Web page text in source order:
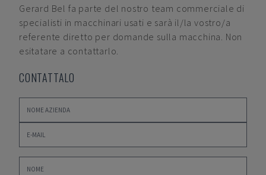
Gerard Bel fa parte del nostro team commerciale di
specialisti in macchinari usati e sarà il/la vostro/a
referente diretto per domande sulla macchina. Non
esitatare a contattarlo.
CONTATTALO